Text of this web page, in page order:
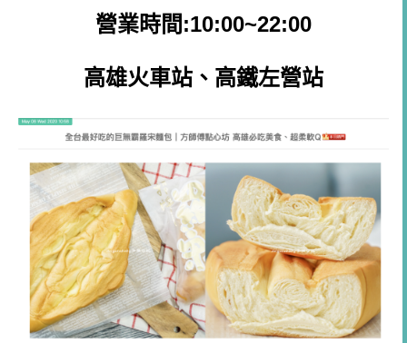
營業時間:10:00~22:00
高雄火車站、高鐵左營站